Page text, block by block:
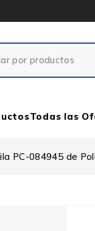
Todas las
PC-084945 de